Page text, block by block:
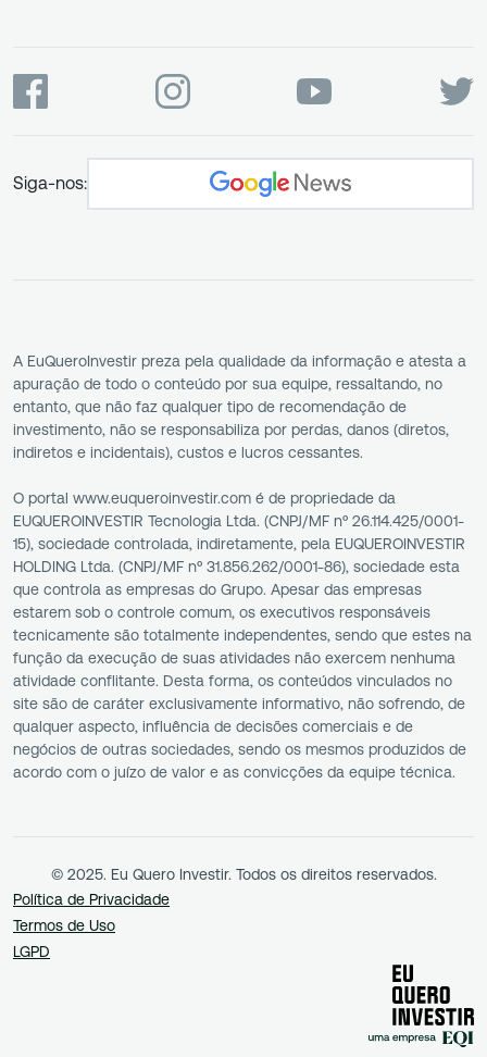
Siga-nos:
A EuQueroInvestir preza pela qualidade da informação e atesta a
apuração de todo o conteúdo por sua equipe, ressaltando, no
entanto, que não faz qualquer tipo de recomendação de
investimento, não se responsabiliza por perdas, danos (diretos,
indiretos e incidentais), custos e lucros cessantes.
O portal www.euqueroinvestir.com é de propriedade da
EUQUEROINVESTIR Tecnologia Ltda. (CNPJ/MF nº 26.114.425/0001-
15), sociedade controlada, indiretamente, pela EUQUEROINVESTIR
HOLDING Ltda. (CNPJ/MF nº 31.856.262/0001-86), sociedade esta
que controla as empresas do Grupo. Apesar das empresas
estarem sob o controle comum, os executivos responsáveis
tecnicamente são totalmente independentes, sendo que estes na
função da execução de suas atividades não exercem nenhuma
atividade conflitante. Desta forma, os conteúdos vinculados no
site são de caráter exclusivamente informativo, não sofrendo, de
qualquer aspecto, influência de decisões comerciais e de
negócios de outras sociedades, sendo os mesmos produzidos de
acordo com o juízo de valor e as convicções da equipe técnica.
© 2025. Eu Quero Investir. Todos os direitos reservados.
Política de Privacidade
Termos de Uso
LGPD